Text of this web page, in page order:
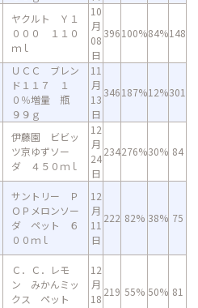
ヤクルト Ｙ１
０００ １１０
ｍｌ
10
月
08
日
396100%84%148
ＵＣＣ ブレン
ド１１７ １
０％増量 瓶
９９ｇ
11
月
13
日
346187%12%301
伊藤園 ビビッ
ツ京ゆずソー
ダ ４５０ｍｌ
12
月
24
日
234276%30% 84
サントリー Ｐ
ＯＰメロンソー
ダ ペット ６
００ｍｌ
12
月
11
日
222 82% 38% 75
Ｃ．Ｃ．レモ
ン みかんミッ
クス ペット
12
月
18
219 55% 50% 81